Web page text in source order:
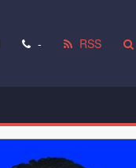
- RSS